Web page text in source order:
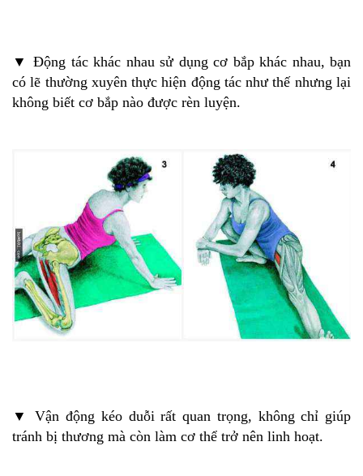
▼ Động tác khác nhau sử dụng cơ bắp khác nhau, bạn
có lẽ thường xuyên thực hiện động tác như thế nhưng lại
không biết cơ bắp nào được rèn luyện.
▼ Vận động kéo duỗi rất quan trọng, không chỉ giúp
tránh bị thương mà còn làm cơ thể trở nên linh hoạt.